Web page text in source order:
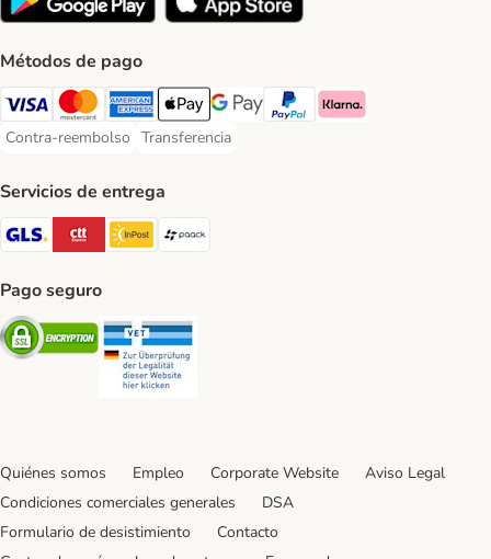
Métodos de pago
Visa Payment Method
Mastercard Payment Method
American Express Payment Method
Apple Pay Payment Method
Google Pay Payment Method
PayPal Payment Method
Klarna Payment Method
Contra-reembolso
Contra-reembolso Payment Method
Transferencia
Transferencia Payment Method
Servicios de entrega
GLS Shipping Method
CTTExpress Shipping Method
InPost Shipping Method
Pago seguro
Security
Quiénes somos Empleo Corporate Website
Aviso Legal
Condiciones comerciales generales
DSA
Formulario de desistimiento
Contacto